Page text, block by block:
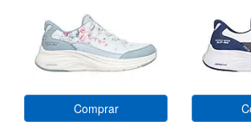
Comprar